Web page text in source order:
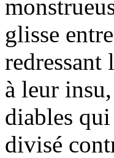
glisse
à leur
diables
divisé